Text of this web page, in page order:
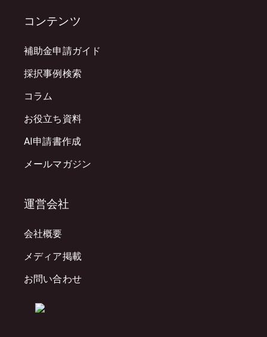
コンテンツ
補助金申請ガイド
採択事例検索
コラム
お役立ち資料
AI申請書作成
メールマガジン
運営会社
会社概要
メディア掲載
お問い合わせ